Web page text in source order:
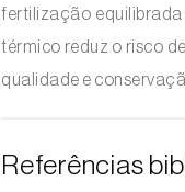
fertilização
térmico reduz o risco
qualidade e
Referências